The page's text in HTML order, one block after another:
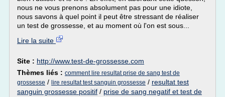
nous ne vous prenons absolument pas pour une idiote,
nous savons à quel point il peut être stressant de réaliser
un test de grossesse, et au moment où l'on est sous...
Lire la suite
Site : http://www.test-de-grossesse.com
Thèmes liés : comment lire resultat prise de sang test de
grossesse / lire resultat test sanguin grossesse / resultat test
sanguin grossesse positif / prise de sang negatif et test de